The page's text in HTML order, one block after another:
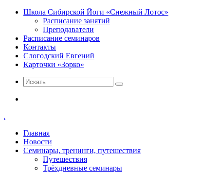
Школа Сибирской Йоги «Снежный Лотос»
Расписание занятий
Преподаватели
Расписание семинаров
Контакты
Слогодский Евгений
Карточки «Зорко»
Искать
.
Главная
Новости
Семинары, тренинги, путешествия
Путешествия
Трёхдневные семинары